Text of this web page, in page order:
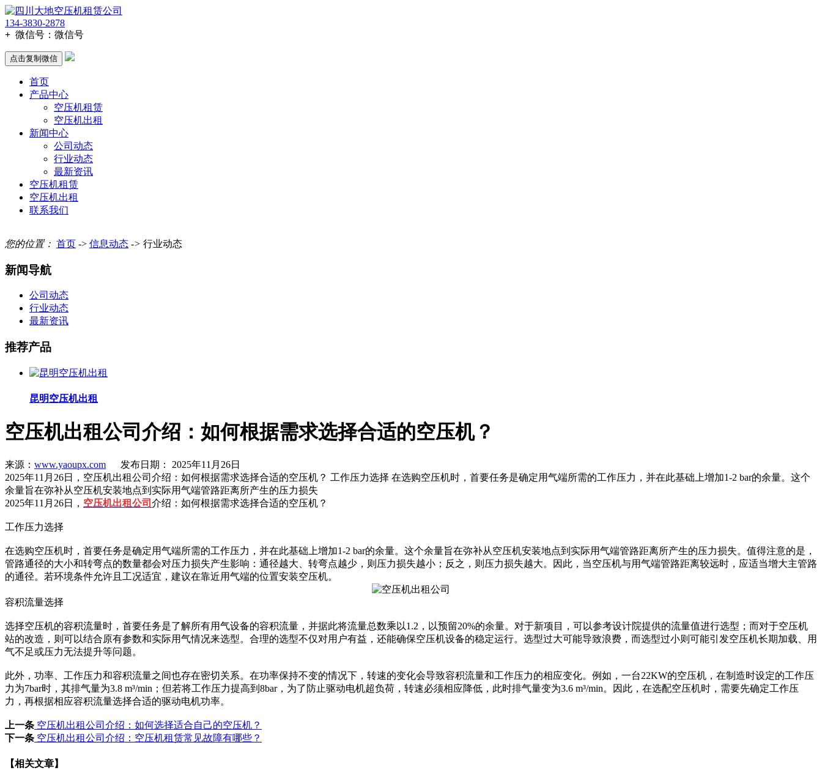
134-3830-2878
+ 微信号： 微信号
点击复制微信
首页
产品中心
空压机租赁
空压机出租
新闻中心
公司动态
行业动态
最新资讯
空压机租赁
空压机出租
联系我们
您的位置： 首页 -> 信息动态 -> 行业动态
新闻导航
公司动态
行业动态
最新资讯
推荐产品
昆明空压机出租
空压机出租公司介绍：如何根据需求选择合适的空压机？
来源： www.yaoupx.com 发布日期： 2025年11月26日
2025年11月26日，空压机出租公司介绍：如何根据需求选择合适的空压机？ 工作压力选择 在选购空压机时，首要任务是确定用气端所需的工作压力，并在此基础上增加1-2 bar的余量。这个
余量旨在弥补从空压机安装地点到实际用气端管路距离所产生的压力损失
2025年11月26日， 空压机出租公司 介绍：如何根据需求选择合适的空压机？
工作压力选择
在选购空压机时，首要任务是确定用气端所需的工作压力，并在此基础上增加1-2 bar的余量。这个余量旨在弥补从空压机安装地点到实际用气端管路距离所产生的压力损失。值得注意的是，
管路通径的大小和转弯点的数量都会对压力损失产生影响：通径越大、转弯点越少，则压力损失越小；反之，则压力损失越大。因此，当空压机与用气端管路距离较远时，应适当增大主管路
的通径。若环境条件允许且工况适宜，建议在靠近用气端的位置安装空压机。
容积流量选择
选择空压机的容积流量时，首要任务是了解所有用气设备的容积流量，并据此将流量总数乘以1.2，以预留20%的余量。对于新项目，可以参考设计院提供的流量值进行选型；而对于空压机
站的改造，则可以结合原有参数和实际用气情况来选型。合理的选型不仅对用户有益，还能确保空压机设备的稳定运行。选型过大可能导致浪费，而选型过小则可能引发空压机长期加载、用
气不足或压力无法提升等问题。
此外，功率、工作压力和容积流量之间也存在密切关系。在功率保持不变的情况下，转速的变化会导致容积流量和工作压力的相应变化。例如，一台22KW的空压机，在制造时设定的工作压
力为7bar时，其排气量为3.8 m³/min；但若将工作压力提高到8bar，为了防止驱动电机超负荷，转速必须相应降低，此时排气量变为3.6 m³/min。因此，在选配空压机时，需要先确定工作压
力，再根据相应容积流量选择合适的驱动电机功率。
上一条 空压机出租公司介绍：如何选择适合自己的空压机？
下一条 空压机出租公司介绍：空压机租赁常见故障有哪些？
【相关文章】